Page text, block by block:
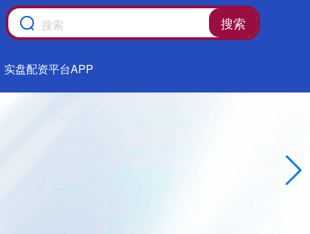
搜索
实盘配资平台APP